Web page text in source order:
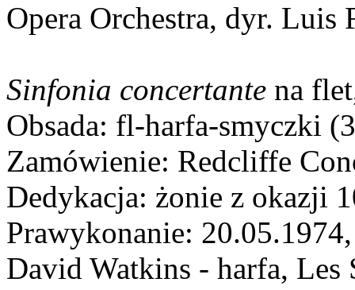
Opera Orchestra, dyr. Luis
Sinfonia concertante na
Obsada: fl-harfa-smyczki
Zamówienie: Redcliffe
Dedykacja: żonie z okazji
Prawykonanie:
David Watkins - harfa, Les